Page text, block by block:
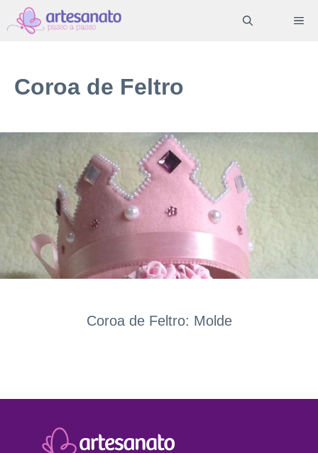
Pular
para
conteúdo
Coroa de Feltro
Coroa de Feltro: Molde